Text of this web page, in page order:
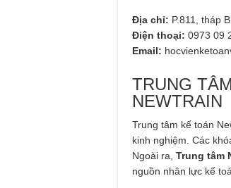
Địa chỉ: P.811, tháp
Điện thoại: 0973 09
Email:
TRUNG
NEWTRAIN
Trung tâm kế toán
kinh nghiệm. Các
Ngoài ra, Trung tâm
nguồn nhân lực kế